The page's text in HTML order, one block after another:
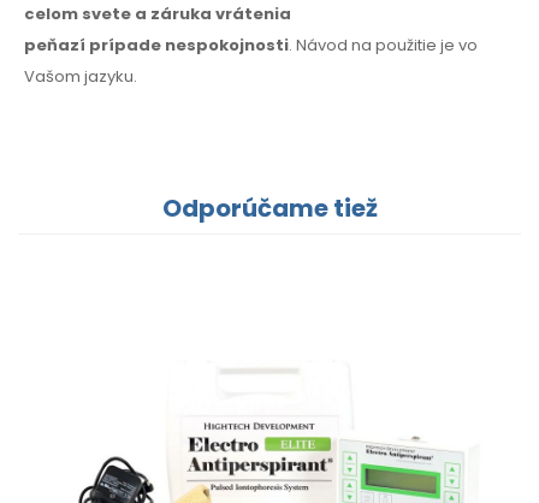
celom svete a záruka vrátenia
peňazí prípade nespokojnosti. Návod na použitie je vo
Vašom jazyku.
Odporúčame tiež